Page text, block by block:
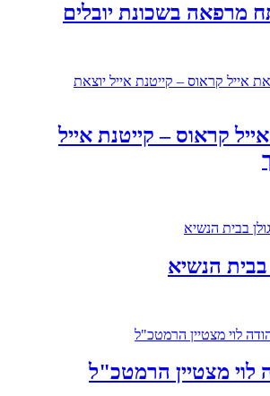
מרפאה בשכונת יובלים
קראוס – קייטנת אייל
בבית הנשיא
לוי מצטיין הרמטכ"ל